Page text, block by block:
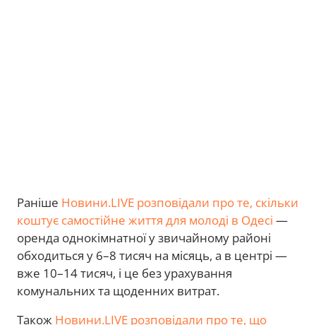
Раніше Новини.LIVE розповідали про те, скільки
коштує самостійне життя для молоді в Одесі —
оренда однокімнатної у звичайному районі
обходиться у 6–8 тисяч на місяць, а в центрі —
вже 10–14 тисяч, і це без урахування
комунальних та щоденних витрат.
Також Новини.LIVE розповідали про те, що